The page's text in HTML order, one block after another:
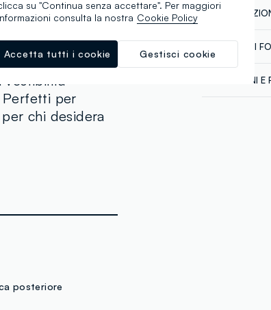
B.Angel sono
che
La vita
vestibilità
Perfetti per
chi desidera
posteriore
CATENA DI
Fornitore di
RAJBY
SPEDIZIONI E
su "Continua senza accettare". Per maggiori
consulta la nostra Cookie Policy
Gestisci cookie
Accetta tutti i cookie